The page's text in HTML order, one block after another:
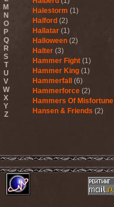
M
N
O
P
Q
R
S
T
U
V
W
X
Y
Z
Halestorm (1)
Halford (2)
Hallatar (1)
Halloween (2)
Halter (3)
Hammer Fight (1)
Hammer King (1)
Hammerfall
(6)
Hammerforce (2)
Hammers Of Misfortune
Hansen & Friends (2)
Harlott (1)
Harmony Breaks (1)
Harmony In Grotesque